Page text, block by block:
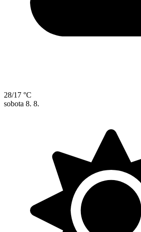
28/17 °C
sobota 8. 8.